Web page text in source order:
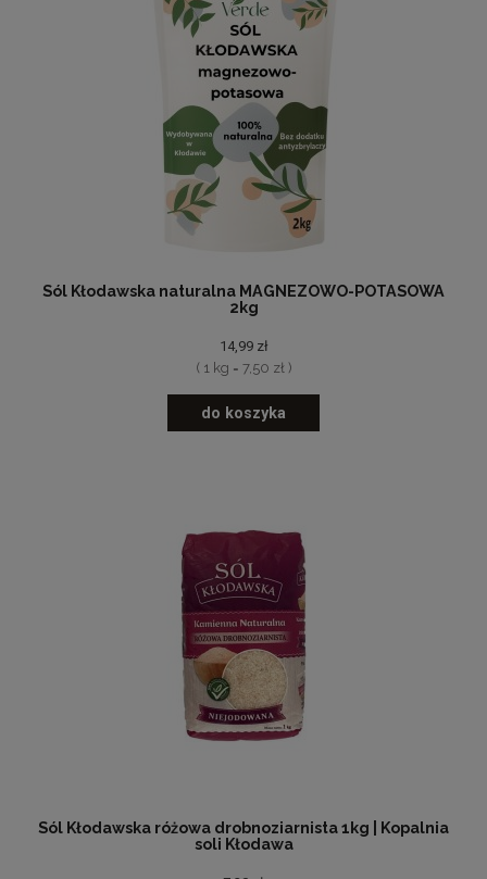
Sól Kłodawska naturalna MAGNEZOWO-POTASOWA
2kg
14,99 zł
( 1 kg = 7,50 zł )
do koszyka
Sól Kłodawska różowa drobnoziarnista 1kg | Kopalnia
soli Kłodawa